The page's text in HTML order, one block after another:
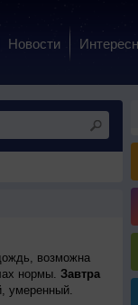
Новости
возможна
нормы. Завтра
умеренный.